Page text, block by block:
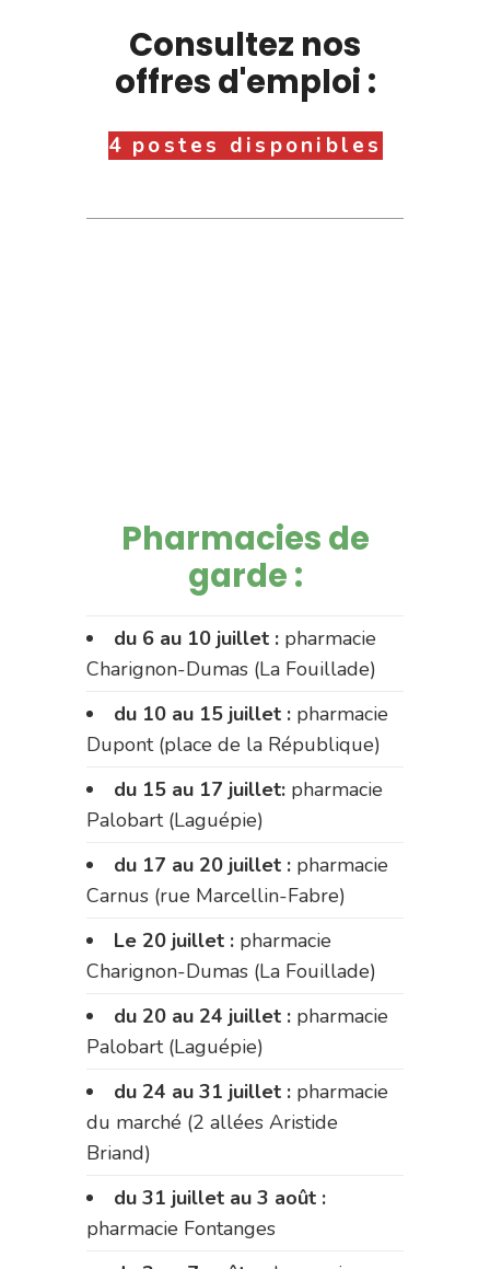
Consultez nos
offres d'emploi :
4 postes disponibles
Pharmacies de
garde :
du 6 au 10 juillet : pharmacie
Charignon-Dumas (La Fouillade)
du 10 au 15 juillet : pharmacie
Dupont (place de la République)
du 15 au 17 juillet: pharmacie
Palobart (Laguépie)
du 17 au 20 juillet : pharmacie
Carnus (rue Marcellin-Fabre)
Le 20 juillet : pharmacie
Charignon-Dumas (La Fouillade)
du 20 au 24 juillet : pharmacie
Palobart (Laguépie)
du 24 au 31 juillet : pharmacie
du marché (2 allées Aristide
Briand)
du 31 juillet au 3 août :
pharmacie Fontanges